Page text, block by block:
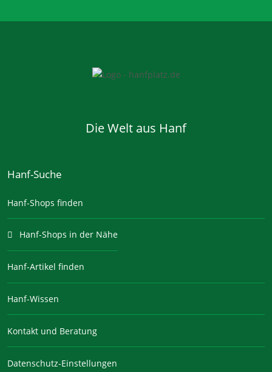
Die Welt aus Hanf
Hanf-Suche
Hanf-Shops finden
Hanf-Shops in der Nähe
Hanf-Artikel finden
Hanf-Wissen
Kontakt und Beratung
Datenschutz-Einstellungen